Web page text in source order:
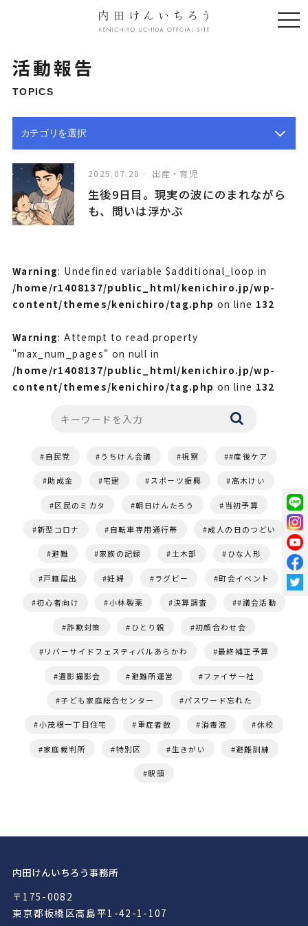
活動報告
TOPICS
2025.07.28 出産・育児
生後9日目。現実の波にのまれながら
も、問いは浮かぶ
Warning: Undefined variable $additional_loop in
/home/r1408137/public_html/kenichiro.jp/wp-
content/themes/kenichiro/tag.php on line 132
Warning: Attempt to read property
"max_num_pages" on null in
/home/r1408137/public_html/kenichiro.jp/wp-
content/themes/kenichiro/tag.php on line 132
自民党 うちけん会議 視察 #産後ケア
助成金 宅建 スポーツ振興 高木けい
区民のミカタ 朝日けんたろう 当初予算
新型コロナ 自転車専用通行帯 成人の日のつどい
避難 家族の記録 土木部 ひな人形
戸籍届出 妊婦 ラグビー 町会イベント
初心者向け 小林製薬 決算調査 #議会活動
詐欺対策 ひとり親 初顔合わせ会
リバーサイドフェスティバルあらかわ 最終補正予算
遺影撮影会 避難所運営 ファイザー社
子ども家庭総合センター パスワード忘れた
小茂根一丁目住宅 重症者数 消毒液 休校
家庭裁判所 特別区 生きがい 避難訓練
駅頭
内田けんいちろう事務所
〒175-0082
東京都板橋区高島平1-42-1-107